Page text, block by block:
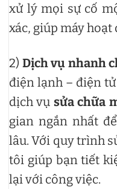
xử lý mọi sự cố
xác, giúp máy
2) Dịch vụ nhanh
điện lạnh – điện
dịch vụ sửa chữa
gian ngắn nhất
lâu. Với quy trình
tôi giúp bạn tiết
lại với công việc.